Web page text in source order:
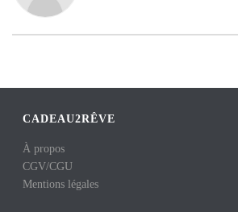
CADEAU2RÊVE
À propos
CGV/CGU
Mentions légales